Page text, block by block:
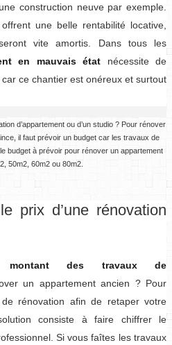
construction neuve par exemple.
une belle rentabilité locative,
vite amortis. Dans tous les
en mauvais état
nécessite de
ce chantier est onéreux et surtout
d’appartement ou d’un studio ? Pour rénover
il faut prévoir un budget car les travaux de
budget à prévoir pour rénover un appartement
50m2, 60m2 ou 80m2.
prix d’une rénovation
montant des travaux de
un appartement ancien ? Pour
rénovation afin de retaper votre
consiste à faire chiffrer le
Si vous faîtes les travaux